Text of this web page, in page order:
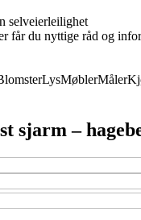
selveierleilighet
får du nyttige råd og
LysMøblerMåler
sjarm –